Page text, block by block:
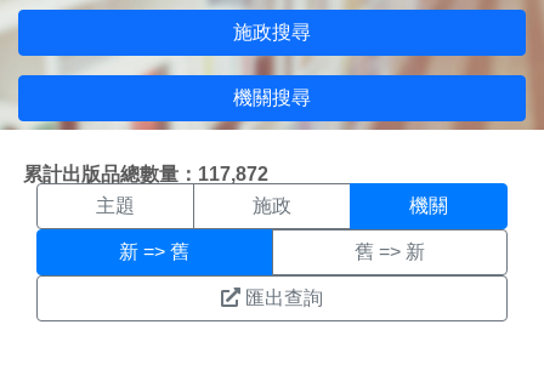
施政搜尋
機關搜尋
累計出版品總數量：117,872
機關搜尋結果頁面
主題 施政 機關
新 => 舊 舊 => 新
匯出查詢